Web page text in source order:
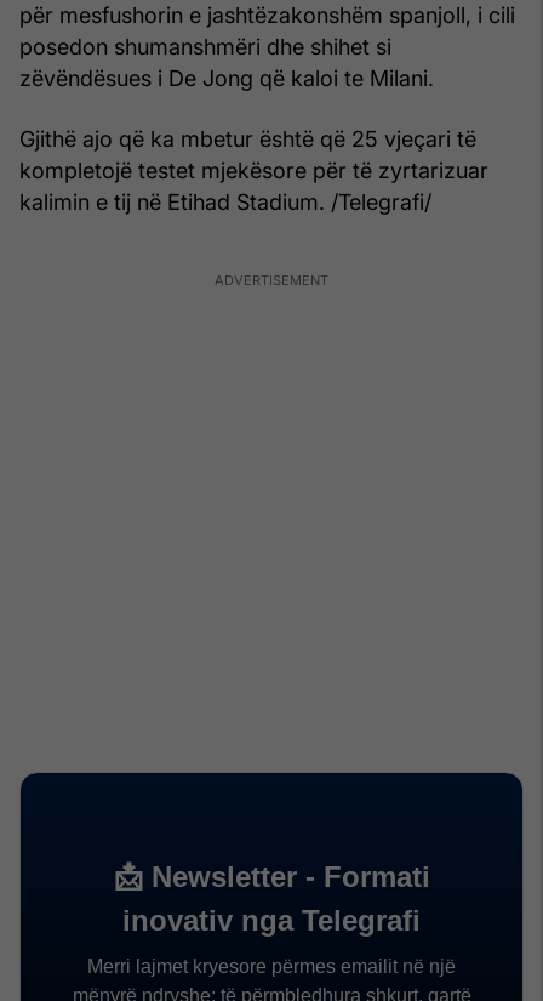
për mesfushorin e jashtëzakonshëm spanjoll, i cili
posedon shumanshmëri dhe shihet si
zëvëndësues i De Jong që kaloi te Milani.
Gjithë ajo që ka mbetur është që 25 vjeçari të
kompletojë testet mjekësore për të zyrtarizuar
kalimin e tij në Etihad Stadium. /Telegrafi/